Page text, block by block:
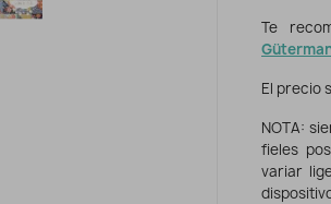
Te
El precio
NOTA:
fieles
variar